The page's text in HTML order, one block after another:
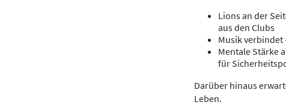
Lions an der
aus den Clubs
Musik verbindet
Mentale Stärke
für
Darüber hinaus
Leben.